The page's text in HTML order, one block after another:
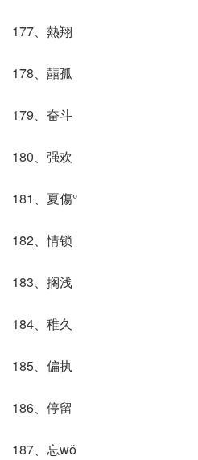
177、熱翔
178、囍孤
179、奋斗
180、强欢
181、夏傷°
182、情锁
183、搁浅
184、稚久
185、偏执
186、停留
187、忘wǒ